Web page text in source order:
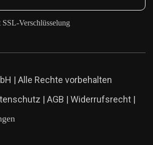
Verschlüsselung
| Alle Rechte vorbehalten
| AGB | Widerrufsrecht |